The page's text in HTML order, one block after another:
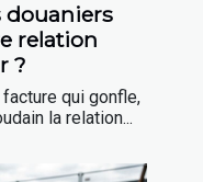
douaniers
relation
?
qui gonfle,
la relation...